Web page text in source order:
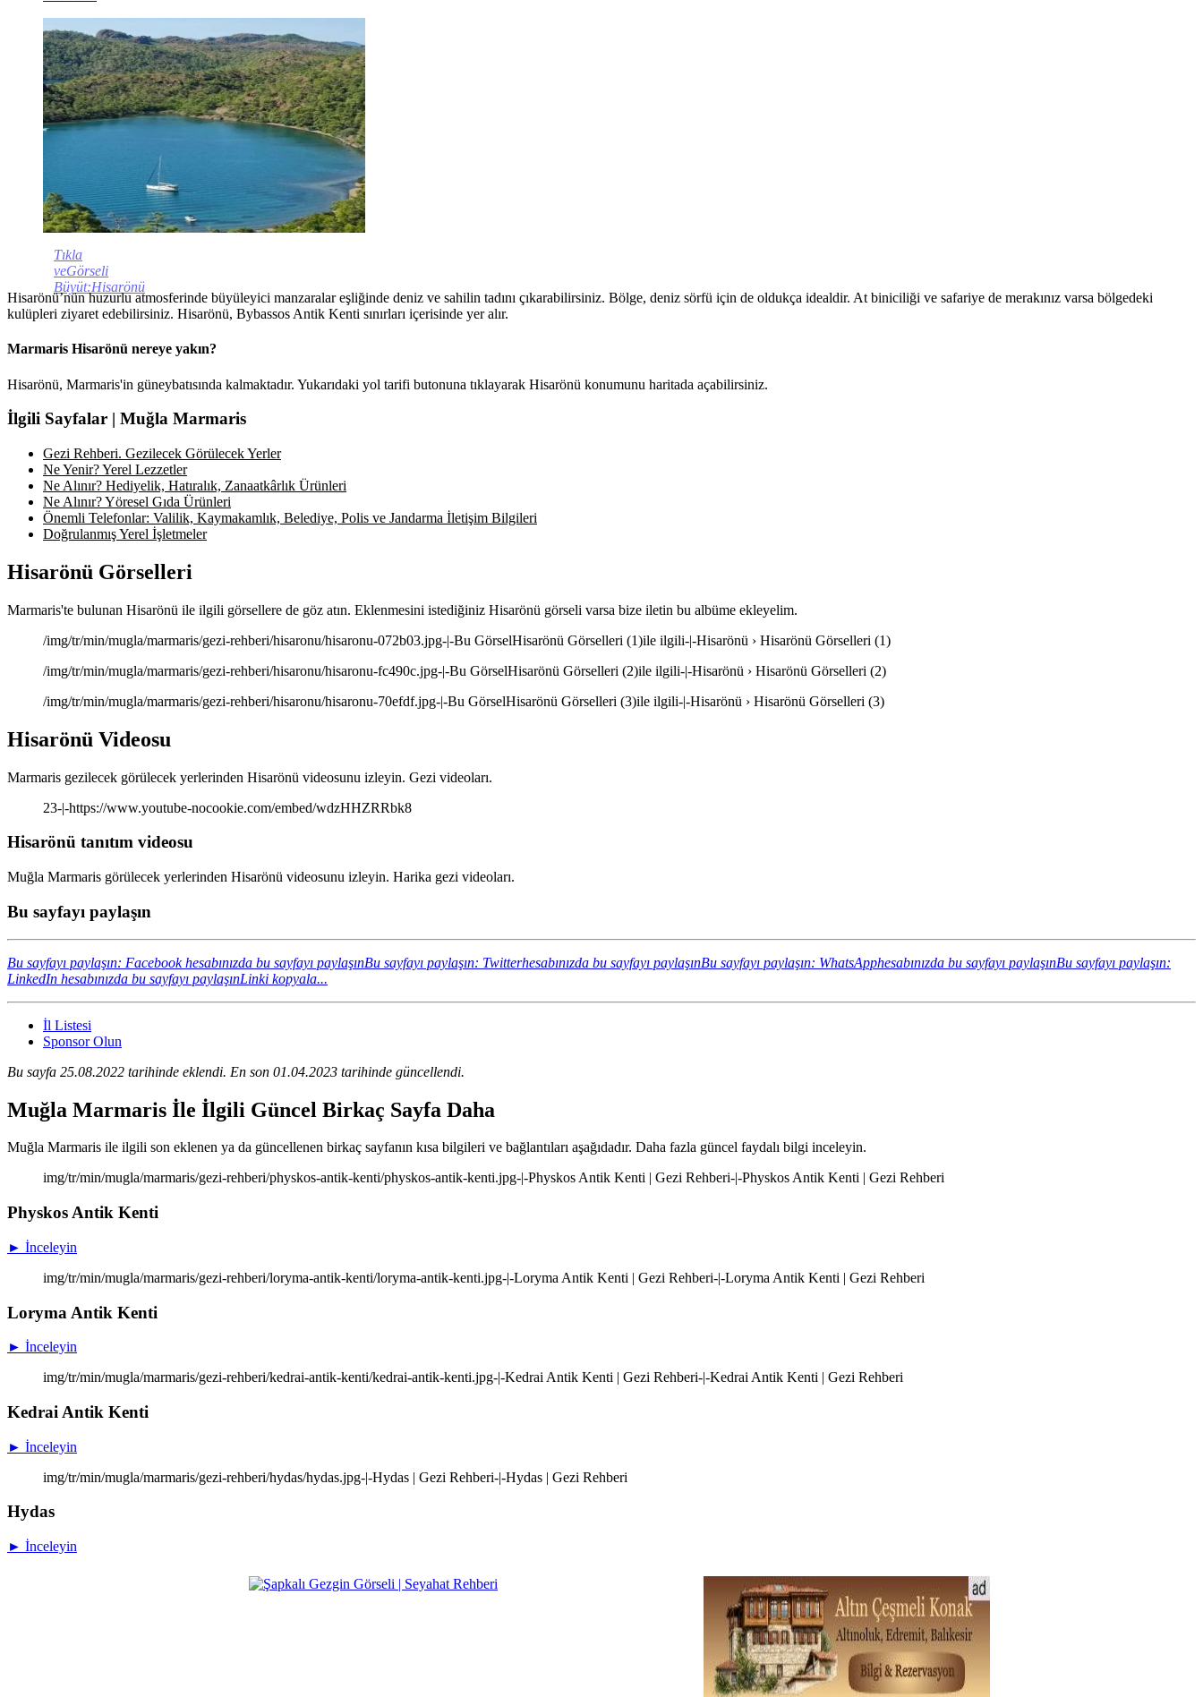
Tıkla
veGörseli
Büyüt:Hisarönü
Hisarönü’nün huzurlu atmosferinde büyüleyici manzaralar eşliğinde deniz ve sahilin tadını çıkarabilirsiniz. Bölge, deniz sörfü için de oldukça idealdir. At biniciliği ve safariye de merakınız varsa bölgedeki
kulüpleri ziyaret edebilirsiniz. Hisarönü, Bybassos Antik Kenti sınırları içerisinde yer alır.
Marmaris Hisarönü nereye yakın?
Hisarönü, Marmaris'in güneybatısında kalmaktadır. Yukarıdaki yol tarifi butonuna tıklayarak Hisarönü konumunu haritada açabilirsiniz.
İlgili Sayfalar | Muğla Marmaris
Gezi Rehberi. Gezilecek Görülecek Yerler
Ne Yenir? Yerel Lezzetler
Ne Alınır? Hediyelik, Hatıralık, Zanaatkârlık Ürünleri
Ne Alınır? Yöresel Gıda Ürünleri
Önemli Telefonlar: Valilik, Kaymakamlık, Belediye, Polis ve Jandarma İletişim Bilgileri
Doğrulanmış Yerel İşletmeler
Hisarönü Görselleri
Marmaris'te bulunan Hisarönü ile ilgili görsellere de göz atın. Eklenmesini istediğiniz Hisarönü görseli varsa bize iletin bu albüme ekleyelim.
/img/tr/min/mugla/marmaris/gezi-rehberi/hisaronu/hisaronu-072b03.jpg-|-Bu GörselHisarönü Görselleri (1)ile ilgili-|-Hisarönü › Hisarönü Görselleri (1)
/img/tr/min/mugla/marmaris/gezi-rehberi/hisaronu/hisaronu-fc490c.jpg-|-Bu GörselHisarönü Görselleri (2)ile ilgili-|-Hisarönü › Hisarönü Görselleri (2)
/img/tr/min/mugla/marmaris/gezi-rehberi/hisaronu/hisaronu-70efdf.jpg-|-Bu GörselHisarönü Görselleri (3)ile ilgili-|-Hisarönü › Hisarönü Görselleri (3)
Hisarönü Videosu
Marmaris gezilecek görülecek yerlerinden Hisarönü videosunu izleyin. Gezi videoları.
23-|-https://www.youtube-nocookie.com/embed/wdzHHZRRbk8
Hisarönü tanıtım videosu
Muğla Marmaris görülecek yerlerinden Hisarönü videosunu izleyin. Harika gezi videoları.
Bu sayfayı paylaşın
Bu sayfayı paylaşın: Facebook hesabınızda bu sayfayı paylaşınBu sayfayı paylaşın: Twitterhesabınızda bu sayfayı paylaşınBu sayfayı paylaşın: WhatsApphesabınızda bu sayfayı paylaşınBu sayfayı paylaşın:
LinkedIn hesabınızda bu sayfayı paylaşınLinki kopyala...
İl Listesi
Sponsor Olun
Bu sayfa 25.08.2022 tarihinde eklendi. En son 01.04.2023 tarihinde güncellendi.
Muğla Marmaris İle İlgili Güncel Birkaç Sayfa Daha
Muğla Marmaris ile ilgili son eklenen ya da güncellenen birkaç sayfanın kısa bilgileri ve bağlantıları aşağıdadır. Daha fazla güncel faydalı bilgi inceleyin.
img/tr/min/mugla/marmaris/gezi-rehberi/physkos-antik-kenti/physkos-antik-kenti.jpg-|-Physkos Antik Kenti | Gezi Rehberi-|-Physkos Antik Kenti | Gezi Rehberi
Physkos Antik Kenti
► İnceleyin
img/tr/min/mugla/marmaris/gezi-rehberi/loryma-antik-kenti/loryma-antik-kenti.jpg-|-Loryma Antik Kenti | Gezi Rehberi-|-Loryma Antik Kenti | Gezi Rehberi
Loryma Antik Kenti
► İnceleyin
img/tr/min/mugla/marmaris/gezi-rehberi/kedrai-antik-kenti/kedrai-antik-kenti.jpg-|-Kedrai Antik Kenti | Gezi Rehberi-|-Kedrai Antik Kenti | Gezi Rehberi
Kedrai Antik Kenti
► İnceleyin
img/tr/min/mugla/marmaris/gezi-rehberi/hydas/hydas.jpg-|-Hydas | Gezi Rehberi-|-Hydas | Gezi Rehberi
Hydas
► İnceleyin